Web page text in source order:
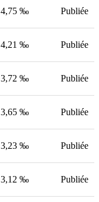
4,75 ‰ Publiée
4,21 ‰ Publiée
3,72 ‰ Publiée
3,65 ‰ Publiée
3,23 ‰ Publiée
3,12 ‰ Publiée